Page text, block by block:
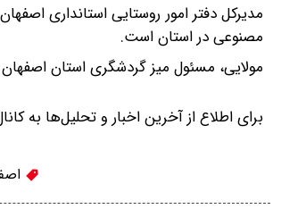
مدیرکل دفتر امور روستایی استانداری
مصنوعی در استان است.
مولایی، مسئول میز گردشگری استان
برای اطلاع از آخرین اخبار و تحلیل‌ها به